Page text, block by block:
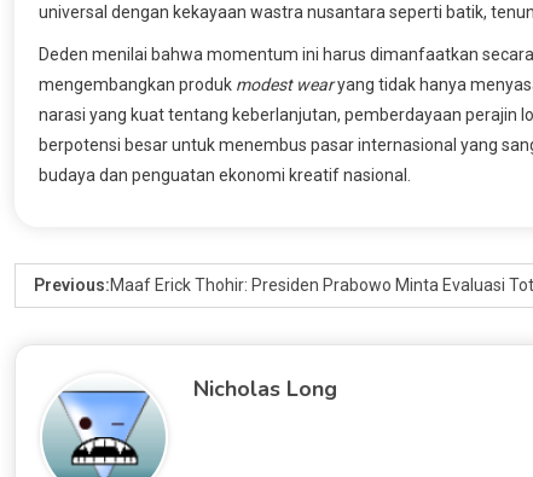
universal dengan kekayaan wastra nusantara seperti batik,
Deden menilai bahwa momentum ini harus dimanfaatkan
mengembangkan produk modest wearyang tidak hanya
narasi yang kuat tentang keberlanjutan, pemberdayaan perajin
berpotensi besar untuk menembus pasar internasional yang
budaya dan penguatan ekonomi kreatif nasional.
Previous:Maaf Erick Thohir: Presiden Prabowo Minta Evaluasi
Nicholas Long